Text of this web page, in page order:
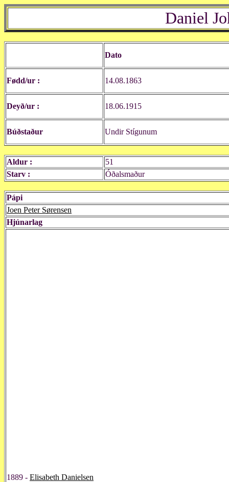
Daniel
Dato
Fødd/ur : 14.08.1863
Deyð/ur : 18.06.1915
Búðstaður Undir Stígunum
Aldur :
51
Starv :
Óðalsmaður
Pápi
Joen Peter Sørensen
Hjúnarlag
1889 - Elisabeth Danielsen